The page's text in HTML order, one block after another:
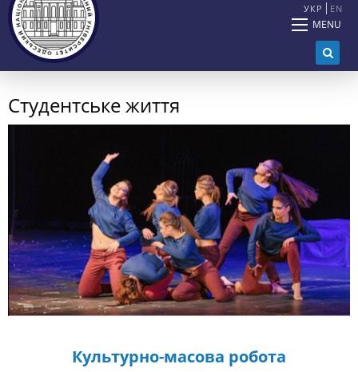
УКР EN
MENU
Студентське життя
Культурно-масова робота